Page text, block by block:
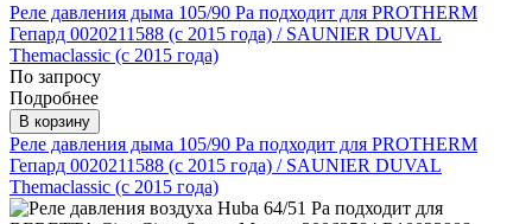
Реле давления дыма 105/90 Pa подходит для PROTHERM
Гепард 0020211588 (с 2015 года) / SAUNIER DUVAL
Themaclassic (c 2015 года)
По запросу
Подробнее
В корзину
Реле давления дыма 105/90 Pa подходит для PROTHERM
Гепард 0020211588 (с 2015 года) / SAUNIER DUVAL
Themaclassic (c 2015 года)